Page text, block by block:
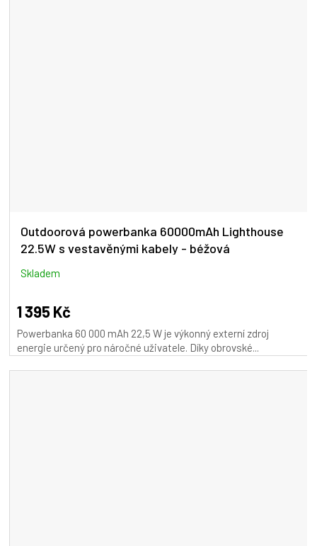
Outdoorová powerbanka 60000mAh Lighthouse
22.5W s vestavěnými kabely - béžová
Skladem
1 395 Kč
Powerbanka 60 000 mAh 22,5 W je výkonný externí zdroj
energie určený pro náročné uživatele. Díky obrovské...